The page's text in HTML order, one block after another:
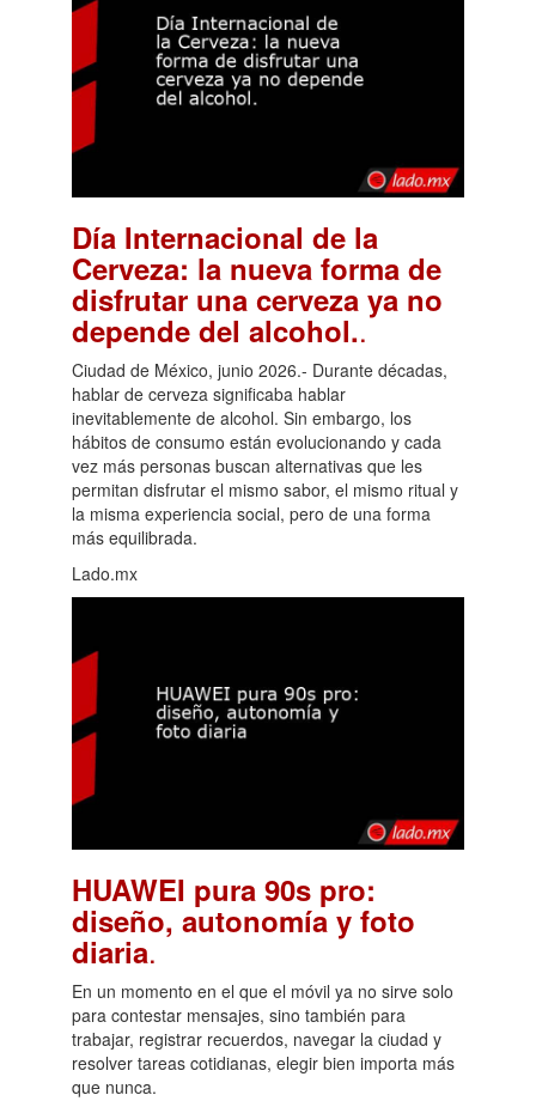
Día Internacional de la
Cerveza: la nueva forma de
disfrutar una cerveza ya no
depende del alcohol..
Ciudad de México, junio 2026.- Durante décadas,
hablar de cerveza significaba hablar
inevitablemente de alcohol. Sin embargo, los
hábitos de consumo están evolucionando y cada
vez más personas buscan alternativas que les
permitan disfrutar el mismo sabor, el mismo ritual y
la misma experiencia social, pero de una forma
más equilibrada.
Lado.mx
HUAWEI pura 90s pro:
diseño, autonomía y foto
diaria.
En un momento en el que el móvil ya no sirve solo
para contestar mensajes, sino también para
trabajar, registrar recuerdos, navegar la ciudad y
resolver tareas cotidianas, elegir bien importa más
que nunca.